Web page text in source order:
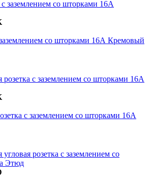
со шторками 16А Кремовый
с заземлением со шторками 16А